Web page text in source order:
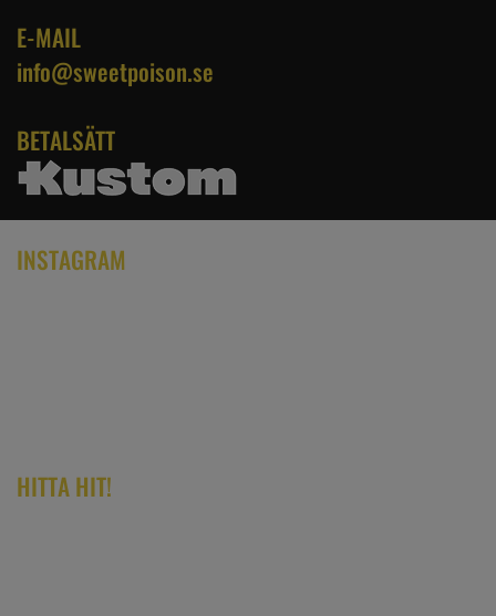
E-MAIL
info@sweetpoison.se
BETALSÄTT
INSTAGRAM
HITTA HIT!